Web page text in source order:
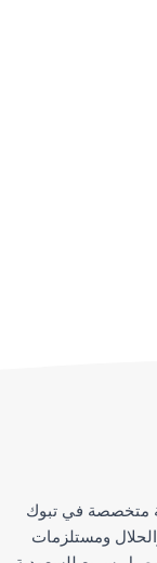
أن يلتزم
متخصصة في تبوك
ومستلزمات